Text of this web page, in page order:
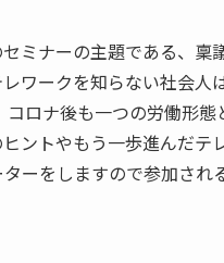
ミナーの主題である、稟
ワークを知らない社会人
ロナ後も一つの労働形
ントやもう一歩進んだテ
ーをしますので参加され